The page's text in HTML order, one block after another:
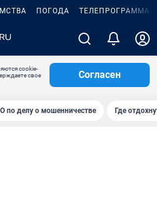
ПОГОДА ТЕЛЕПРОГРАММА
cookie-
свое
Согласен
по делу о мошенничестве Где